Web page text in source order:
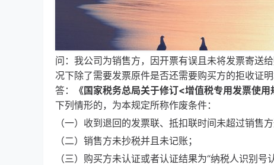
问：我公司为销售方，因开票有误且未将发票寄送
况下除了需要发票原件是否还需要购买方的拒收证
答：
《国家税务总局关于修订<增值税专用发票使用
下列情形的，为本规定所称作废条件：
（一）收到退回的发票联、抵扣联时间未超过销售方
（二）销售方未抄税并且未记账；
（三）购买方未认证或者认证结果为“纳税人识别号